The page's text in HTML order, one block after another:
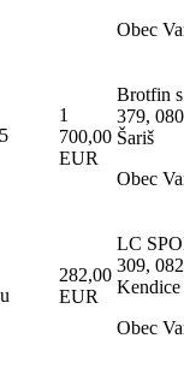
Obec
1
700,00
EUR
Brotfin
379,
Šariš
Obec
282,00
EUR
LC
309,
Kendice
Obec